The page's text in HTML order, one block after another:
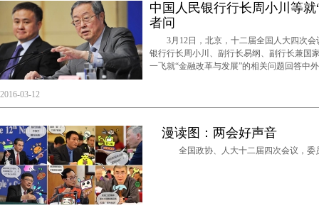
中国人民银行行长周小川等
者问
3月12日，北京，十二届全国人大四次会
银行行长周小川、副行长易纲、副行长兼国
一飞就“金融改革与发展”的相关问题回答中
2016-03-12
漫读图：两会好声音
全国政协、人大十二届四次会议，委